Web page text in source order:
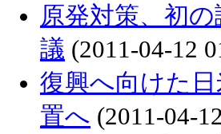
原発対策、初
議 (2011-04-12
復興へ向けた
置へ (2011-04-